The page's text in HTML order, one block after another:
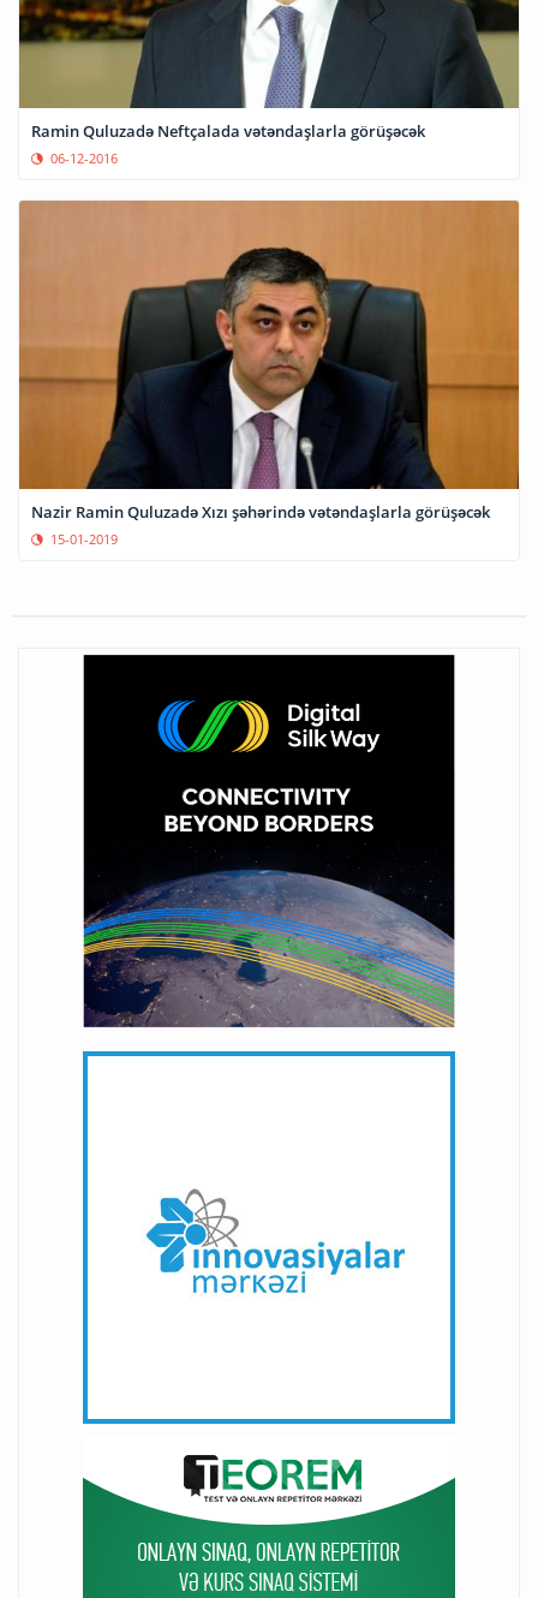
Ramin Quluzadə Neftçalada vətəndaşlarla görüşəcək
06-12-2016
Nazir Ramin Quluzadə Xızı şəhərində vətəndaşlarla görüşəcək
15-01-2019